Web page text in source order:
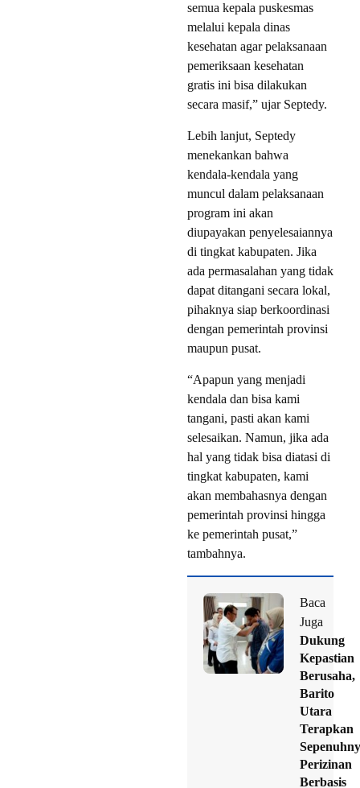
semua kepala puskesmas
melalui kepala dinas
kesehatan agar pelaksanaan
pemeriksaan kesehatan
gratis ini bisa dilakukan
secara masif,” ujar Septedy.
Lebih lanjut, Septedy
menekankan bahwa
kendala-kendala yang
muncul dalam pelaksanaan
program ini akan
diupayakan penyelesaiannya
di tingkat kabupaten. Jika
ada permasalahan yang tidak
dapat ditangani secara lokal,
pihaknya siap berkoordinasi
dengan pemerintah provinsi
maupun pusat.
“Apapun yang menjadi
kendala dan bisa kami
tangani, pasti akan kami
selesaikan. Namun, jika ada
hal yang tidak bisa diatasi di
tingkat kabupaten, kami
akan membahasnya dengan
pemerintah provinsi hingga
ke pemerintah pusat,”
tambahnya.
Baca
Juga
Dukung
Kepastian
Berusaha,
Barito
Utara
Terapkan
Perizinan
Berbasis